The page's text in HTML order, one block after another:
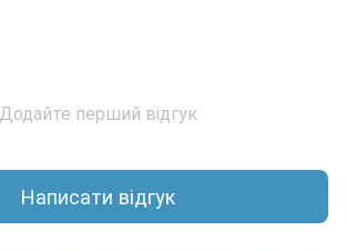
Додайте перший відгук
Написати відгук